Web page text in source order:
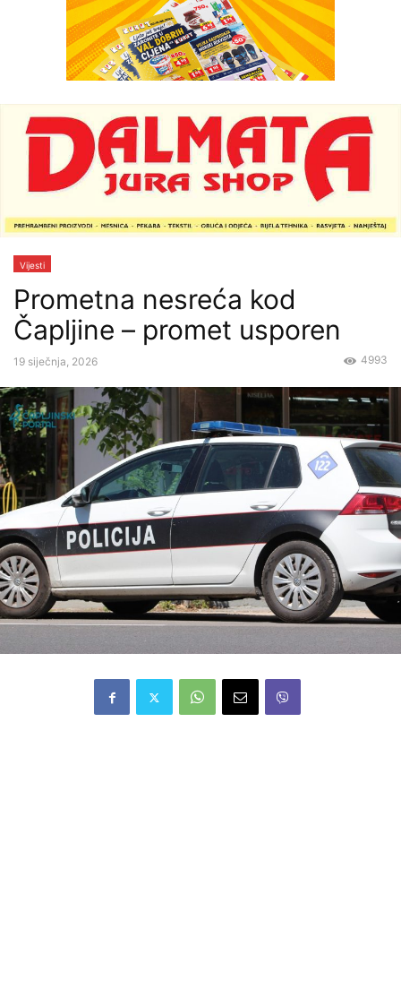
Vijesti
Prometna nesreća kod
Čapljine – promet usporen
19 siječnja, 2026 4993